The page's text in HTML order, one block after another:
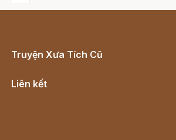
Truyện Xưa Tích Cũ
Liên kết